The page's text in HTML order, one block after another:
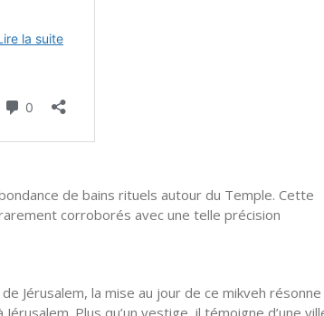
de bains rituels autour du Temple. Cette
corroborés avec une telle précision
Jérusalem, la mise au jour de ce mikveh résonne
Plus qu’un vestige, il témoigne d’une